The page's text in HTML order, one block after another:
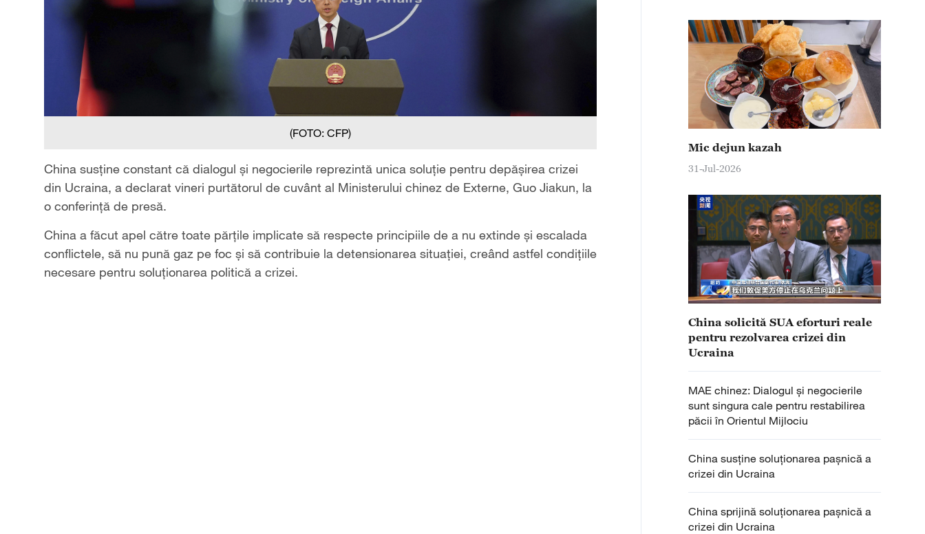
(FOTO: CFP)
China susține constant că dialogul și negocierile reprezintă unica soluție pentru depășirea crizei
din Ucraina, a declarat vineri purtătorul de cuvânt al Ministerului chinez de Externe, Guo Jiakun, la
o conferință de presă.
China a făcut apel către toate părțile implicate să respecte principiile de a nu extinde și escalada
conflictele, să nu pună gaz pe foc și să contribuie la detensionarea situației, creând astfel condițiile
necesare pentru soluționarea politică a crizei.
Mic dejun kazah
31-Jul-2026
China solicită SUA eforturi reale
pentru rezolvarea crizei din
Ucraina
MAE chinez: Dialogul și negocierile
sunt singura cale pentru restabilirea
păcii în Orientul Mijlociu
China susține soluționarea pașnică a
crizei din Ucraina
China sprijină soluționarea pașnică a
crizei din Ucraina